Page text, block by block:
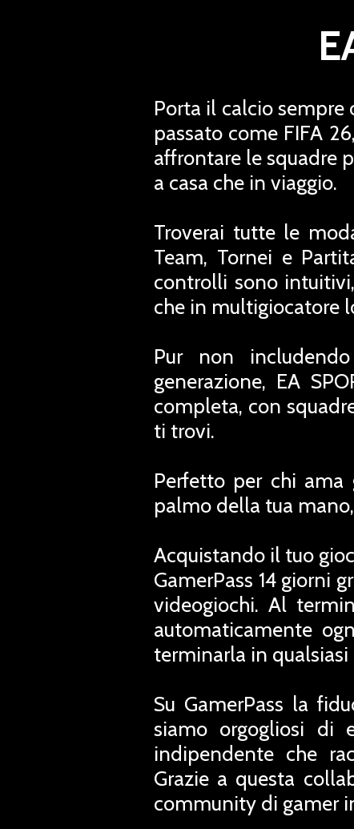
Porta il calcio sempre
passato come FIFA
affrontare le squadre
a casa che in viaggio.
Troverai tutte le
Team, Tornei e
controlli sono
che in multigiocatore
Pur non
generazione, EA
completa, con
ti trovi.
Perfetto per chi ama
palmo della tua
Acquistando il tuo
GamerPass 14 giorni
videogiochi. Al
automaticamente
terminarla in
Su GamerPass la
siamo orgogliosi di
indipendente che
Grazie a questa
community di gamer